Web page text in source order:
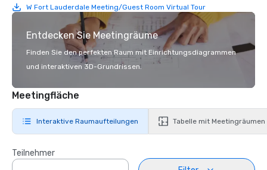
W Fort Lauderdale Meeting/Guest Room Virtual Tour
Entdecken Sie Meetingräume
Finden Sie den perfekten Raum mit Einrichtungsdiagrammen
und interaktiven 3D-Grundrissen.
Meetingfläche
Interaktive Raumaufteilungen Tabelle mit Meetingräumen
Teilnehmer